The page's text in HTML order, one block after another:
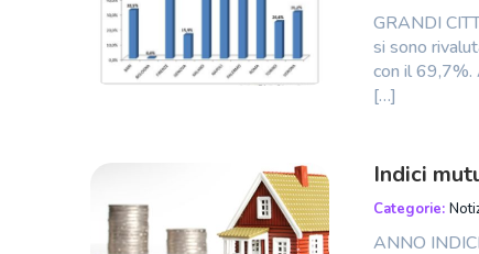
GRANDI
si sono
con il 69,7%.
[…]
Indici
Categorie:
ANNO